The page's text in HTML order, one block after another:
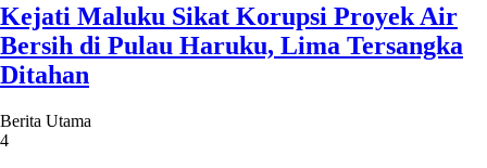
Kejati Maluku Sikat Korupsi Proyek Air
Bersih di Pulau Haruku, Lima Tersangka
Ditahan
Berita Utama
4